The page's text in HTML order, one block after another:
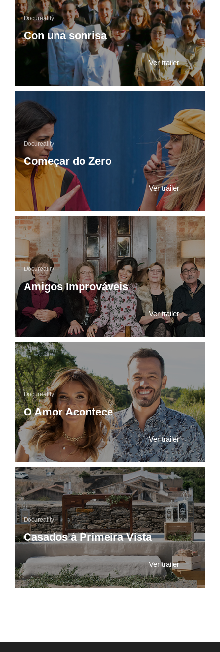
Con una sonrisa
Docureality
Ver trailer
Começar do Zero
Docureality
Ver trailer
Amigos Improváveis
Docureality
Ver trailer
O Amor Acontece
Docureality
Ver trailer
Casados à Primeira Vista
Docureality
Ver trailer